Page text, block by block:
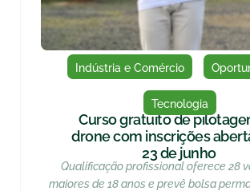
Indústria e Comércio
Tecnologia
Curso gratuito de
drone com inscrições
23 de junho
Qualificação profissional oferece 28
maiores de 18 anos e prevê bolsa